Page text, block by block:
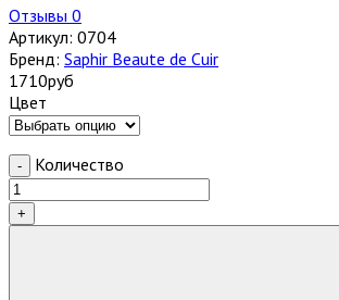
Отзывы 0
Артикул: 0704
Бренд: Saphir Beaute de Cuir
1710руб
Цвет
- Количество
+